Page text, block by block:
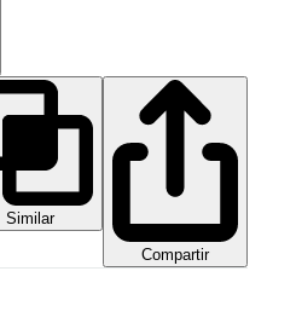
Similar
Compartir